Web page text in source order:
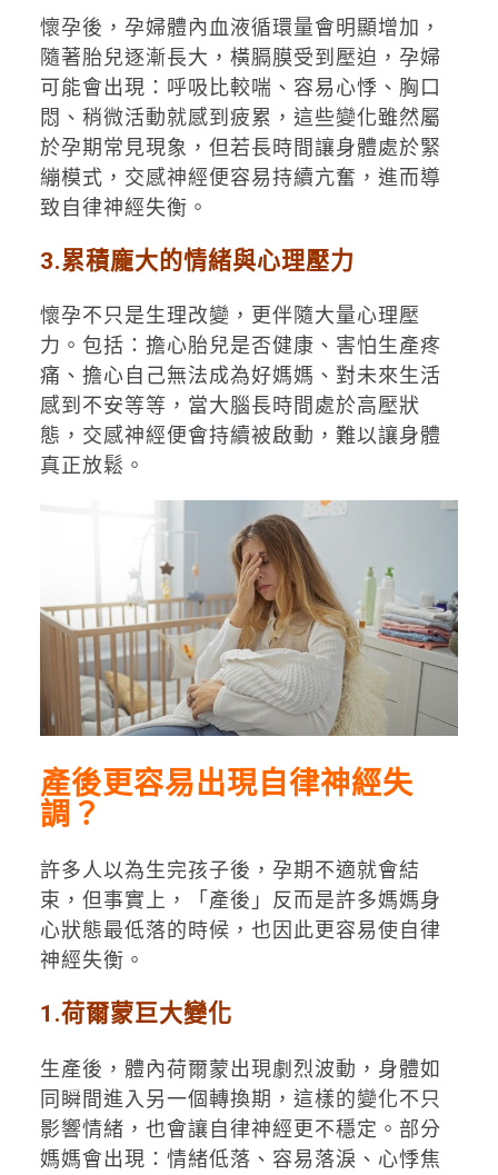
懷孕後，孕婦體內血液循環量會明顯增加，
隨著胎兒逐漸長大，橫膈膜受到壓迫，孕婦
可能會出現：呼吸比較喘、容易心悸、胸口
悶、稍微活動就感到疲累，這些變化雖然屬
於孕期常見現象，但若長時間讓身體處於緊
繃模式，交感神經便容易持續亢奮，進而導
致自律神經失衡。
3.累積龐大的情緒與心理壓力
懷孕不只是生理改變，更伴隨大量心理壓
力。包括：擔心胎兒是否健康、害怕生產疼
痛、擔心自己無法成為好媽媽、對未來生活
感到不安等等，當大腦長時間處於高壓狀
態，交感神經便會持續被啟動，難以讓身體
真正放鬆。
產後更容易出現自律神經失
調？
許多人以為生完孩子後，孕期不適就會結
束，但事實上，「產後」反而是許多媽媽身
心狀態最低落的時候，也因此更容易使自律
神經失衡。
1.荷爾蒙巨大變化
生產後，體內荷爾蒙出現劇烈波動，身體如
同瞬間進入另一個轉換期，這樣的變化不只
影響情緒，也會讓自律神經更不穩定。部分
媽媽會出現：情緒低落、容易落淚、心悸焦